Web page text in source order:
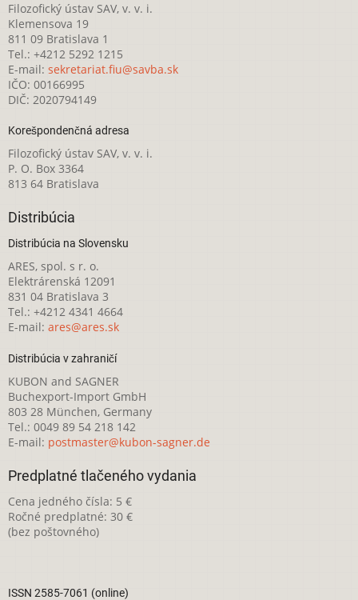
Filozofický ústav SAV, v. v. i.
Klemensova 19
811 09 Bratislava 1
Tel.: +4212 5292 1215
E-mail: sekretariat.fiu@savba.sk
IČO: 00166995
DIČ: 2020794149
Korešpondenčná adresa
Filozofický ústav SAV, v. v. i.
P. O. Box 3364
813 64 Bratislava
Distribúcia
Distribúcia na Slovensku
ARES, spol. s r. o.
Elektrárenská 12091
831 04 Bratislava 3
Tel.: +4212 4341 4664
E-mail: ares@ares.sk
Distribúcia v zahraničí
KUBON and SAGNER
Buchexport-Import GmbH
803 28 München, Germany
Tel.: 0049 89 54 218 142
E-mail: postmaster@kubon-sagner.de
Predplatné tlačeného vydania
Cena jedného čísla: 5 €
Ročné predplatné: 30 €
(bez poštovného)
ISSN 2585-7061 (online)